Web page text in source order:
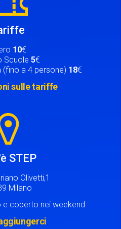
10€
Scuole 5€
a 4 persone) 18€
sulle tariffe
STEP
Olivetti,1
Milano
e coperto nei weekend